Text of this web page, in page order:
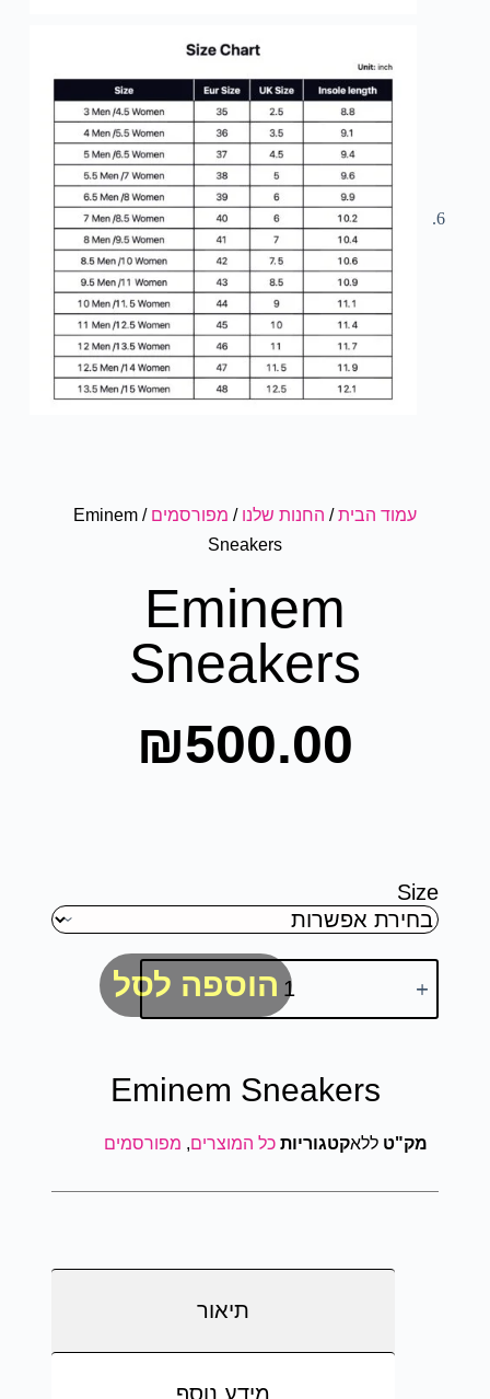
עמוד הבית/ החנות שלנו / מפורסמים
/ Eminem
Sneakers
Eminem
Sneakers
₪500.00
Size
הוספה לסל
Eminem Sneakers
מק"ט ללאקטגוריות כל המוצרים, מפורסמים
תיאור
מידע נוסף